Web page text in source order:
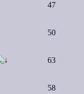
47
50
63
58